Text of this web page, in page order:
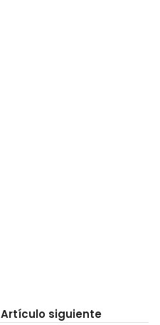
Artículo siguiente